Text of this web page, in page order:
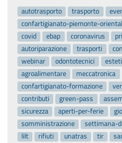
autotrasporto trasporto
confartigianato-piemonte-
covid
ebap coronavirus
autoriparazione
trasporti
webinar
odontotecnici
agroalimentare
meccatronica
confartigianato-formazione
contributi
green-pass
sicurezza
aperti-per-ferie
somministrazione
settimana-
lilt
rifiuti unatras tir